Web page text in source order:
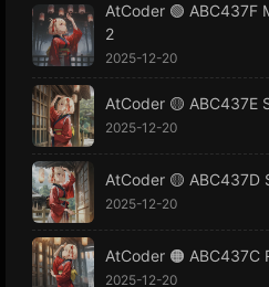
AtCoder 🟢 ABC437F
2
2025-12-20
AtCoder 🟡 ABC437E
2025-12-20
AtCoder 🟡 ABC437D
2025-12-20
AtCoder 🟠 ABC437C
2025-12-20